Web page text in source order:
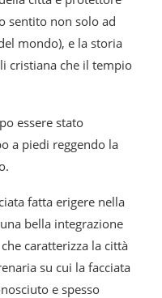
sentito non solo ad
mondo), e la storia
cristiana che il tempio
essere stato
a piedi reggendo la
fatta erigere nella
bella integrazione
caratterizza la città
su cui la facciata
e spesso